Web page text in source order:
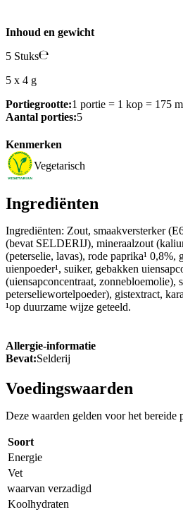
Inhoud en gewicht
5 Stuks
5 x 4 g
Portiegrootte:1 portie = 1 kop = 175
Aantal porties:5
Kenmerken
Vegetarisch
Ingrediënten
Ingrediënten: Zout, smaakversterker
(bevat SELDERIJ), mineraalzout
(peterselie, lavas), rode paprika¹ 0,8%,
uienpoeder¹, suiker, gebakken
(uiensapconcentraat, zonnebloemolie),
peterseliewortelpoeder), gistextract,
¹op duurzame wijze geteeld.
Allergie-informatie
Bevat:Selderij
Voedingswaarden
Deze waarden gelden voor het bereide
Soort
Energie
Vet
waarvan verzadigd
Koolhydraten